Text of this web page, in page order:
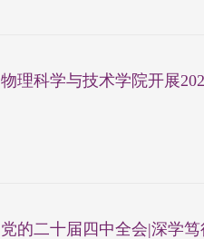
物理科学与技术学院开展
党的二十届四中全会|深学